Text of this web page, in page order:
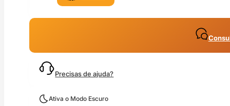
Precisas de ajuda?
Ativa o Modo Escuro